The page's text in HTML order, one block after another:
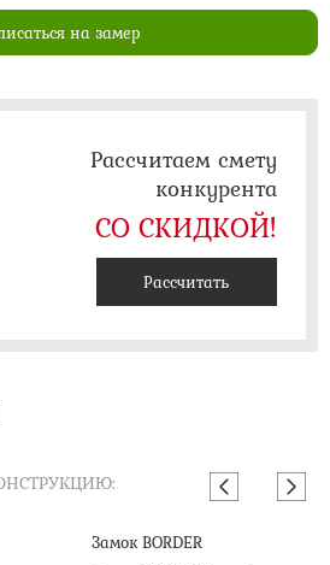
на замер
Рассчитаем смету
конкурента
СО СКИДКОЙ!
Рассчитать
Замок BORDER